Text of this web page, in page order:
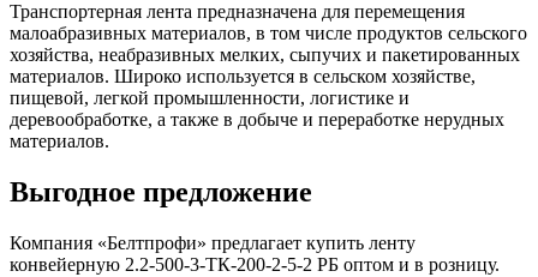
Транспортерная лента предназначена для перемещения
малоабразивных материалов, в том числе продуктов сельского
хозяйства, неабразивных мелких, сыпучих и пакетированных
материалов. Широко используется в сельском хозяйстве,
пищевой, легкой промышленности, логистике и
деревообработке, а также в добыче и переработке нерудных
материалов.
Выгодное предложение
Компания «Белтпрофи» предлагает купить ленту
конвейерную 2.2-500-3-ТК-200-2-5-2 РБ оптом и в розницу.